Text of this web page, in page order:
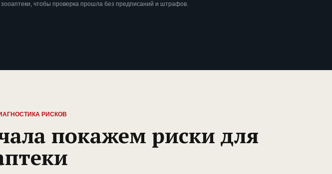
чтобы проверка прошла без предписаний и штрафов.
РИСКОВ
покажем риски для